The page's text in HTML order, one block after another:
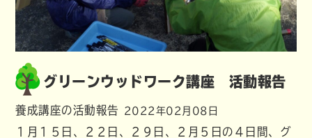
グリーンウッドワーク講座 活動報告
養成講座の活動報告 2022年02月08日
１月１５日、２２日、２９日、２月５日の４日間、グ